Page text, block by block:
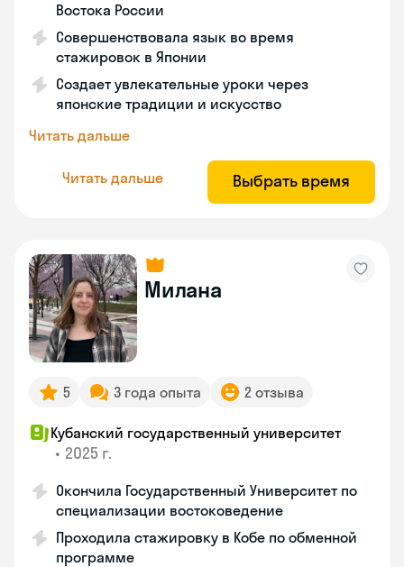
Востока России
Совершенствовала язык во время
стажировок в Японии
Создает увлекательные уроки через
японские традиции и искусство
Читать дальше
Читать дальше Выбрать время
Милана
5 3 года опыта 2 отзыва
Кубанский государственный университет
• 2025 г.
Окончила Государственный Университет по
специализации востоковедение
Проходила стажировку в Кобе по обменной
программе